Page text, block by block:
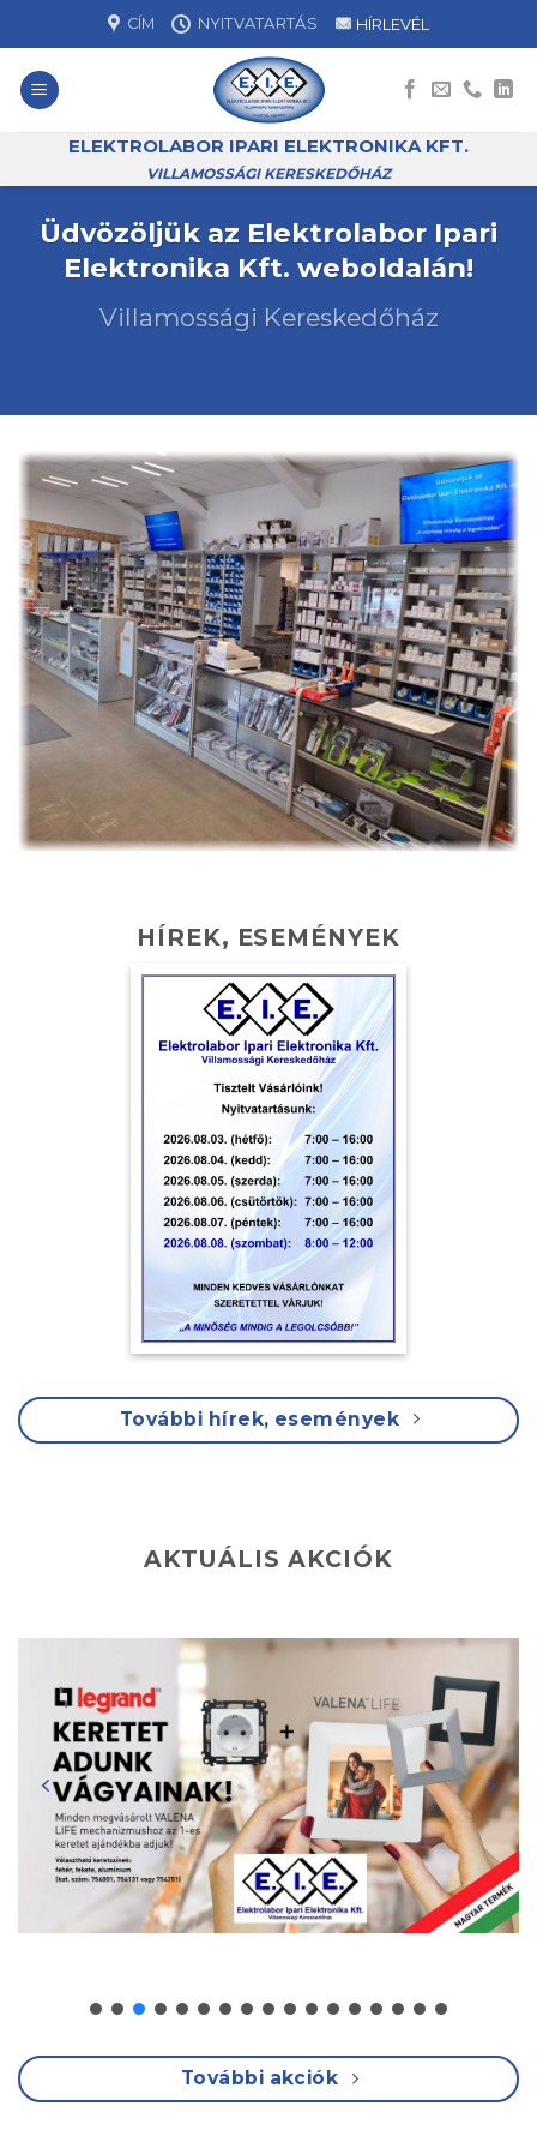
to
content
CÍM NYITVATARTÁS HÍRLEVÉL
ELEKTROLABOR IPARI ELEKTRONIKA KFT.
VILLAMOSSÁGI KERESKEDŐHÁZ
Üdvözöljük az Elektrolabor Ipari
Elektronika Kft. weboldalán!
Villamossági Kereskedőház
HÍREK, ESEMÉNYEK
További hírek, események
AKTUÁLIS AKCIÓK
További akciók